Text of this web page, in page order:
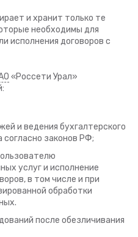
и хранит только те
необходимы для
исполнения договоров с
«Россети Урал»
и ведения бухгалтерского
согласно законов РФ;
услуг и исполнение
в том числе и при
обработки
после обезличивания